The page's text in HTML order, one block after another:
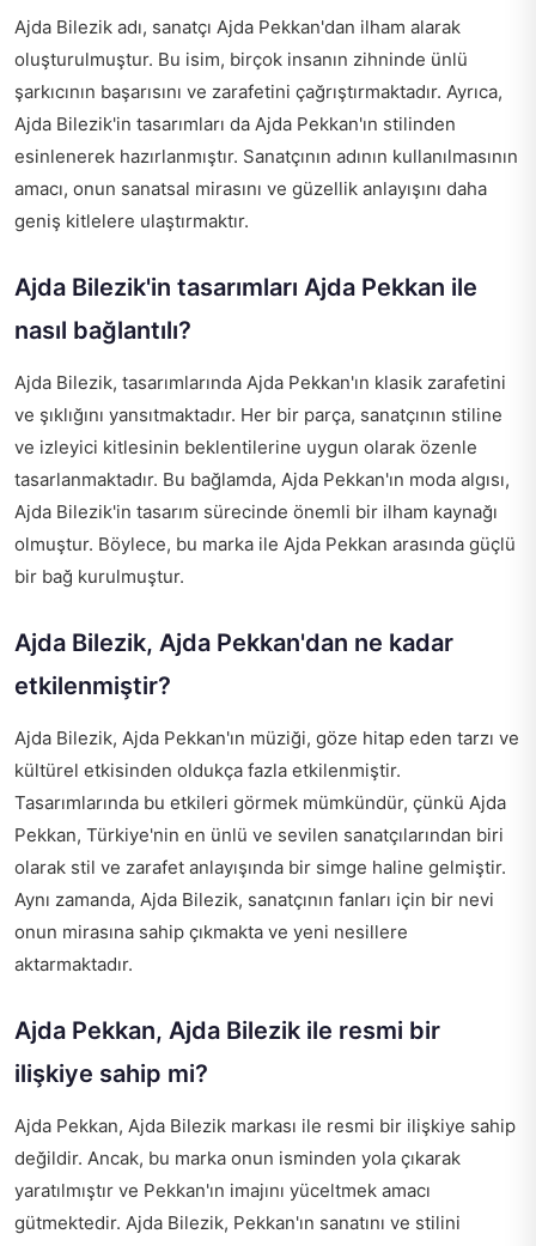
Ajda Bilezik adı, sanatçı Ajda Pekkan'dan ilham alarak
oluşturulmuştur. Bu isim, birçok insanın zihninde ünlü
şarkıcının başarısını ve zarafetini çağrıştırmaktadır. Ayrıca,
Ajda Bilezik'in tasarımları da Ajda Pekkan'ın stilinden
esinlenerek hazırlanmıştır. Sanatçının adının kullanılmasının
amacı, onun sanatsal mirasını ve güzellik anlayışını daha
geniş kitlelere ulaştırmaktır.
Ajda Bilezik'in tasarımları Ajda Pekkan ile
nasıl bağlantılı?
Ajda Bilezik, tasarımlarında Ajda Pekkan'ın klasik zarafetini
ve şıklığını yansıtmaktadır. Her bir parça, sanatçının stiline
ve izleyici kitlesinin beklentilerine uygun olarak özenle
tasarlanmaktadır. Bu bağlamda, Ajda Pekkan'ın moda algısı,
Ajda Bilezik'in tasarım sürecinde önemli bir ilham kaynağı
olmuştur. Böylece, bu marka ile Ajda Pekkan arasında güçlü
bir bağ kurulmuştur.
Ajda Bilezik, Ajda Pekkan'dan ne kadar
etkilenmiştir?
Ajda Bilezik, Ajda Pekkan'ın müziği, göze hitap eden tarzı ve
kültürel etkisinden oldukça fazla etkilenmiştir.
Tasarımlarında bu etkileri görmek mümkündür, çünkü Ajda
Pekkan, Türkiye'nin en ünlü ve sevilen sanatçılarından biri
olarak stil ve zarafet anlayışında bir simge haline gelmiştir.
Aynı zamanda, Ajda Bilezik, sanatçının fanları için bir nevi
onun mirasına sahip çıkmakta ve yeni nesillere
aktarmaktadır.
Ajda Pekkan, Ajda Bilezik ile resmi bir
ilişkiye sahip mi?
Ajda Pekkan, Ajda Bilezik markası ile resmi bir ilişkiye sahip
değildir. Ancak, bu marka onun isminden yola çıkarak
yaratılmıştır ve Pekkan'ın imajını yüceltmek amacı
gütmektedir. Ajda Bilezik, Pekkan'ın sanatını ve stilini